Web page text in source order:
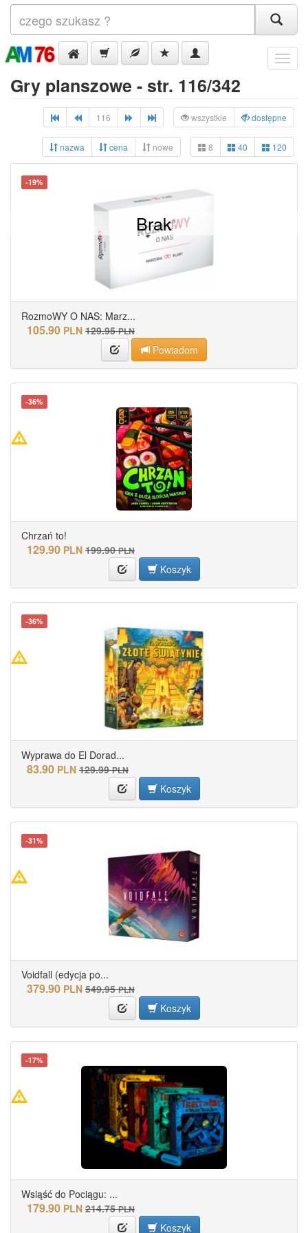
Menu
Gry planszowe - str. 116/342
116 wszystkie dostępne
nazwa cena nowe 8 40 120
-19%
RozmoWY O NAS: Marz...
105.90 PLN 129.95 PLN
Powiadom
Brak
-36%
Chrzań to!
129.90 PLN 199.90 PLN
Koszyk
-36%
Wyprawa do El Dorad...
83.90 PLN 129.99 PLN
Koszyk
-31%
Voidfall (edycja po...
379.90 PLN 549.95 PLN
Koszyk
-17%
Wsiąść do Pociągu: ...
179.90 PLN 214.75 PLN
Koszyk